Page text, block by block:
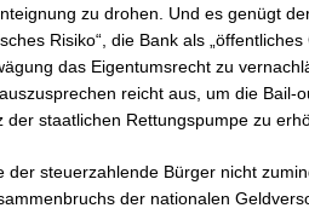
zu drohen. Und es genügt
Risiko“, die Bank als
das Eigentumsrecht zu
reicht aus, um die Bail-
der staatlichen Rettungspumpe zu
der steuerzahlende Bürger nicht
der nationalen